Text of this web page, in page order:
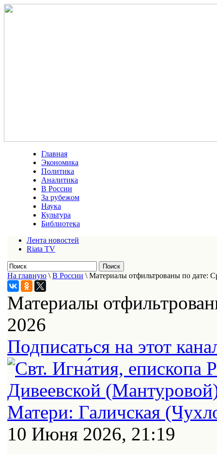
Главная
Экономика
Политика
Аналитика
В России
За рубежом
Наука
Культура
Библиотека
Лента новостей
Riata TV
На главную \ В России \ Материалы отфильтрованы по дате:
Материалы
2026
Подписаться на этот
10 Июня 2026, 21:19